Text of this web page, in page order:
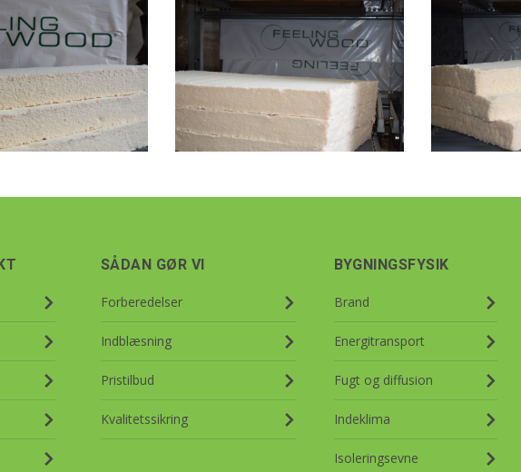
SÅDAN GØR VI
Forberedelser
Indblæsning
Pristilbud
Kvalitetssikring
BYGNINGSFYSIK
Brand
Energitransport
Fugt og diffusion
Indeklima
Isoleringsevne